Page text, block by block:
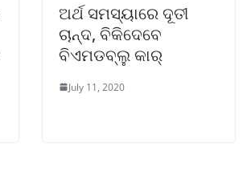
ଅର୍ଥ ସମସ୍ୟାରେ ଦୂତୀ
ଚାନ୍ଦ, ବିକିଦେବେ
ବିଏମଡବ୍ଲୁ କାର୍
July 11, 2020